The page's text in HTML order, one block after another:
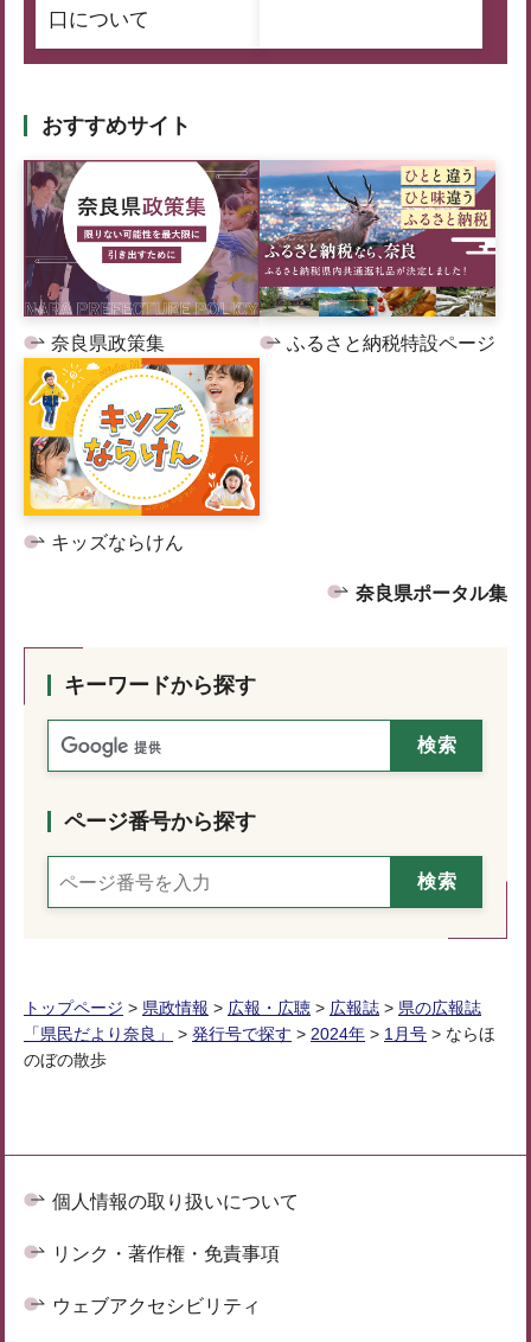
口について
おすすめサイト
奈良県政策集 ふるさと納税特設ページ
キッズならけん
奈良県ポータル集
キーワードから探す
ページ番号から探す
トップページ > 県政情報 > 広報・広聴 > 広報誌 > 県の広報誌
「県民だより奈良」
> 発行号で探す > 2024年 > 1月号 > ならほ
のぼの散歩
個人情報の取り扱いについて
リンク・著作権・免責事項
ウェブアクセシビリティ